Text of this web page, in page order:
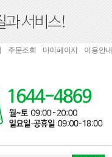
주문조회 마이페이지 이용안내